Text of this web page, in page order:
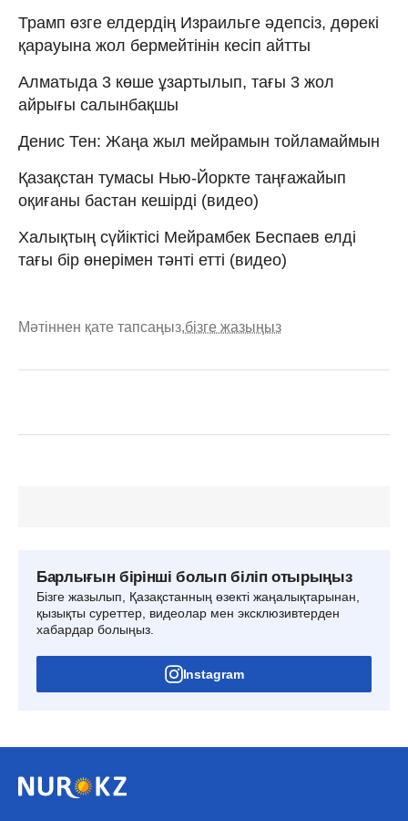
Трамп өзге елдердің Израильге әдепсіз, дөрекі
қарауына жол бермейтінін кесіп айтты
Алматыда 3 көше ұзартылып, тағы 3 жол
айрығы салынбақшы
Денис Тен: Жаңа жыл мейрамын тойламаймын
Қазақстан тумасы Нью-Йоркте таңғажайып
оқиғаны бастан кешірді (видео)
Халықтың сүйіктісі Мейрамбек Беспаев елді
тағы бір өнерімен тәнті етті (видео)
Мәтіннен қате тапсаңыз,бізге жазыңыз
Барлығын бірінші болып біліп отырыңыз
Бізге жазылып, Қазақстанның өзекті жаңалықтарынан,
қызықты суреттер, видеолар мен эксклюзивтерден
хабардар болыңыз.
Instagram